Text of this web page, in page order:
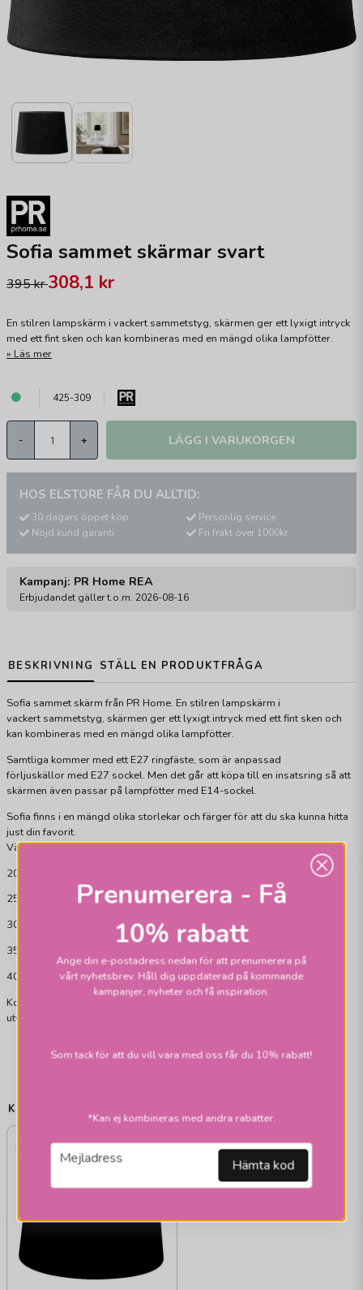
Sofia sammet skärmar svart
395 kr308,1 kr
En stilren lampskärm i vackert sammetstyg, skärmen ger ett lyxigt intryck
med ett fint sken och kan kombineras med en mängd olika lampfötter.
Läs mer
425-309
- + LÄGG I VARUKORGEN
HOS ELSTORE FÅR DU ALLTID:
30 dagars öppet köp
Nöjd kund garanti
Personlig service
Fri frakt över 1000kr
Kampanj: PR Home REA
Erbjudandet gäller t.o.m. 2026-08-16
BESKRIVNING STÄLL EN PRODUKTFRÅGA
Sofia sammet skärm från PR Home. En stilren lampskärm i
vackert sammetstyg, skärmen ger ett lyxigt intryck med ett fint sken och
kan kombineras med en mängd olika lampfötter.
Samtliga kommer med ett E27 ringfäste, som är anpassad
förljuskällor med E27 sockel. Men det går att köpa till en insatsring så att
skärmen även passar på lampfötter med E14-sockel.
Sofia finns i en mängd olika storlekar och färger för att du ska kunna hitta
just din favorit.
Välj mellan storlekarna:
20cm i underdiameter - 17cm i toppdiameter - 15,5cm i höjd.
25cm i underdiameter - 22cm i toppdiameter - 18cm i höjd.
30cm i underdiameter - 25cm i toppdiameter - 21cm i höjd.
35cm i underdiameter - 30cm i toppdiameter - 25cm i höjd.
40cm i underdiameter - 35cm i toppdiameter - 29cm i höjd.
Kombinera Sofia skärm med personligt
utvalda lampfötter samt ljuskällor.
KÖP TILL
22%
Prenumerera - Få
10% rabatt
Ange din e-postadress nedan för att prenumerera på
vårt nyhetsbrev. Håll dig uppdaterad på kommande
kampanjer, nyheter och få inspiration.
Som tack för att du vill vara med oss får du 10% rabatt!
*Kan ej kombineras med andra rabatter.
email
Mejladress Hämta kod